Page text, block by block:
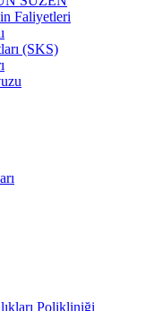
Faliyetleri
(SKS)
Polikliniği